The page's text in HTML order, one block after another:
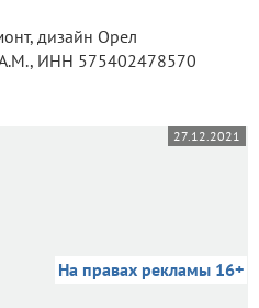
ИНН 575402478570
27.12.2021
На правах рекламы 16+